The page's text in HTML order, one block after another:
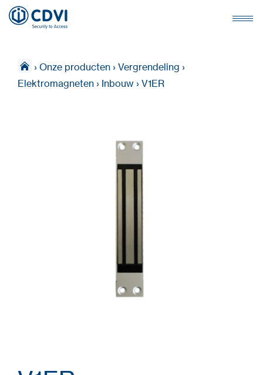
› Onze producten › Vergrendeling ›
Elektromagneten › Inbouw › V1ER